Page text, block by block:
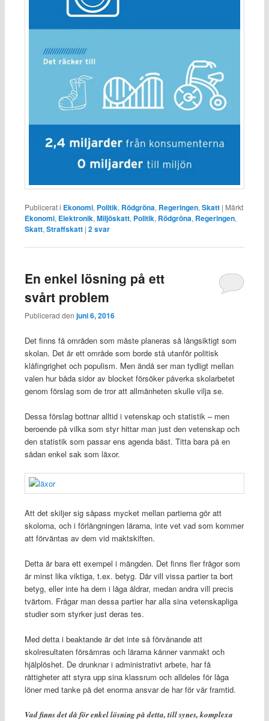
Publicerat i Ekonomi, Politik, Rödgröna, Regeringen, Skatt | Märkt
Ekonomi, Elektronik, Miljöskatt, Politik, Rödgröna, Regeringen,
Skatt, Straffskatt | 2svar
En enkel lösning på ett
svårt problem
Publicerad den juni 6, 2016
Det finns få områden som måste planeras så långsiktigt som
skolan. Det är ett område som borde stå utanför politisk
klåfingrighet och populism. Men ändå ser man tydligt mellan
valen hur båda sidor av blocket försöker påverka skolarbetet
genom förslag som de tror att allmänheten skulle vilja se.
Dessa förslag bottnar alltid i vetenskap och statistik – men
beroende på vilka som styr hittar man just den vetenskap och
den statistik som passar ens agenda bäst. Titta bara på en
sådan enkel sak som läxor.
Att det skiljer sig såpass mycket mellan partierna gör att
skolorna, och i förlängningen lärarna, inte vet vad som kommer
att förväntas av dem vid maktskiften.
Detta är bara ett exempel i mängden. Det finns fler frågor som
är minst lika viktiga, t.ex. betyg. Där vill vissa partier ta bort
betyg, eller inte ha dem i låga åldrar, medan andra vill precis
tvärtom. Frågar man dessa partier har alla sina vetenskapliga
studier som styrker just deras tes.
Med detta i beaktande är det inte så förvånande att
skolresultaten försämras och lärarna känner vanmakt och
hjälplöshet. De drunknar i administrativt arbete, har få
rättigheter att styra upp sina klassrum och alldeles för låga
löner med tanke på det enorma ansvar de har för vår framtid.
Vad finns det då för enkel lösning på detta, till synes, komplexa